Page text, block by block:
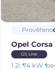
Prověřeno
Opel Corsa
GS Line
1.2i 74 kW